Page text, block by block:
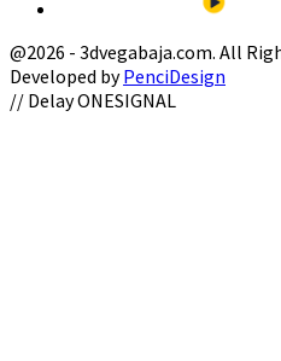
@2026 - 3dvegabaja.com. All
Developed byPenciDesign
Facebook
Twitter
Instagram
Youtube
Email
// Delay ONESIGNAL